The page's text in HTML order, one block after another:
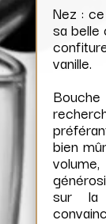
Nez :
sa belle
vanille.
bien
sur la